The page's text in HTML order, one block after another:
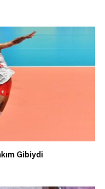
Gibiydi